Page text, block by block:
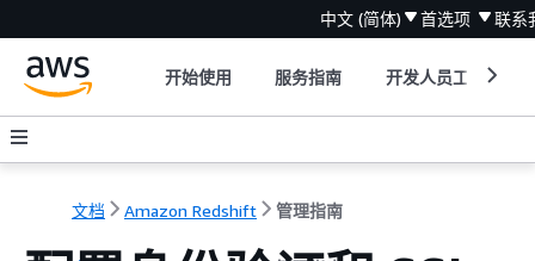
中文 (简体) 首选项 联系
开始使用 服务指南 开发人员工具
文档 Amazon Redshift 管理指南